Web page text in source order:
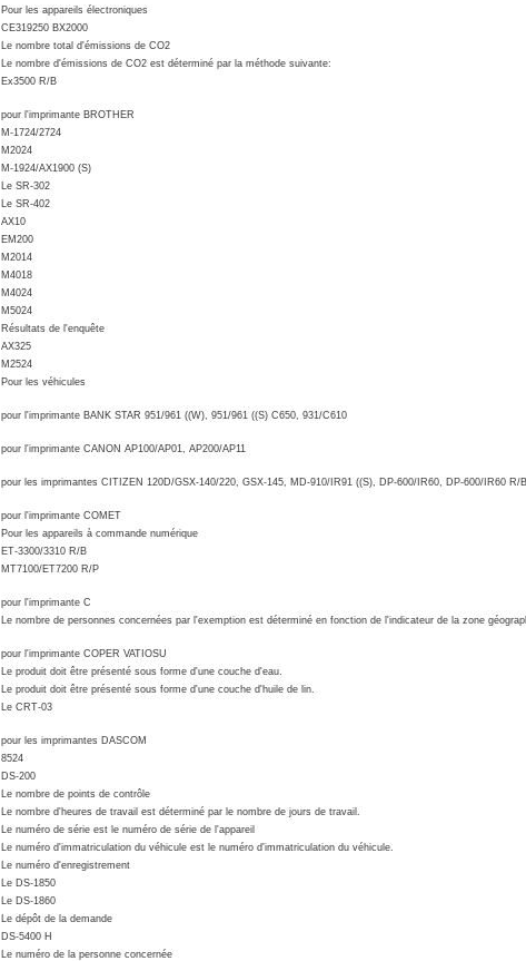
Pour les appareils électroniques
CE319250 BX2000
Le nombre total d'émissions de CO2
Le nombre d'émissions de CO2 est déterminé par la méthode suivante:
Ex3500 R/B
pour l'imprimante BROTHER
M-1724/2724
M2024
M-1924/AX1900 (S)
Le SR-302
Le SR-402
AX10
EM200
M2014
M4018
M4024
M5024
Résultats de l'enquête
AX325
M2524
Pour les véhicules
pour l'imprimante BANK STAR 951/961 ((W), 951/961 ((S) C650, 931/C610
pour l'imprimante CANON AP100/AP01, AP200/AP11
pour les imprimantes CITIZEN 120D/GSX-140/220, GSX-145, MD-910/IR91 ((S), DP-600/IR60, DP-600/IR60
pour l'imprimante COMET
Pour les appareils à commande numérique
ET-3300/3310 R/B
MT7100/ET7200 R/P
pour l'imprimante C
Le nombre de personnes concernées par l'exemption est déterminé en fonction de l'indicateur de la zone
pour l'imprimante COPER VATIOSU
Le produit doit être présenté sous forme d'une couche d'eau.
Le produit doit être présenté sous forme d'une couche d'huile de lin.
Le CRT-03
pour les imprimantes DASCOM
8524
DS-200
Le nombre de points de contrôle
Le nombre d'heures de travail est déterminé par le nombre de jours de travail.
Le numéro de série est le numéro de série de l'appareil
Le numéro d'immatriculation du véhicule est le numéro d'immatriculation du véhicule.
Le numéro d'enregistrement
Le DS-1850
Le DS-1860
Le dépôt de la demande
DS-5400 H
Le numéro de la personne concernée